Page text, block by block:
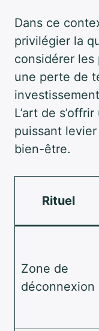
Dans ce
privilégier la
considérer les
une perte de
L’art de
puissant
bien-être.
Rituel
Zone de
déconnexion